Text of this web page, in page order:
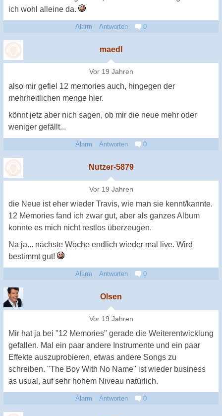
ich wohl alleine da.
Alarm Antworten 0
maedl
Vor 19 Jahren
also mir gefiel 12 memories auch, hingegen der
mehrheitlichen menge hier.
könnt jetz aber nich sagen, ob mir die neue mehr oder
weniger gefällt...
Alarm Antworten 0
Nutzer-5879
Vor 19 Jahren
die Neue ist eher wieder Travis, wie man sie kennt/kannte.
12 Memories fand ich zwar gut, aber als ganzes Album
konnte es mich nicht restlos überzeugen.
Na ja... nächste Woche endlich wieder mal live. Wird
bestimmt gut!
Alarm Antworten 0
Olsen
Vor 19 Jahren
Mir hat ja bei "12 Memories" gerade die Weiterentwicklung
gefallen. Mal ein paar andere Instrumente und ein paar
Effekte auszuprobieren, etwas andere Songs zu
schreiben. "The Boy With No Name" ist wieder business
as usual, auf sehr hohem Niveau natürlich.
Alarm Antworten 0